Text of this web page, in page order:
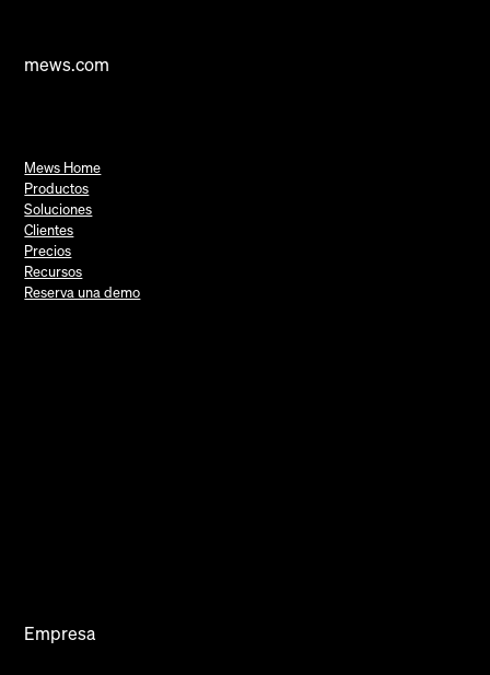
mews.com
Mews Home
Productos
Soluciones
Clientes
Precios
Recursos
Reserva una demo
Empresa